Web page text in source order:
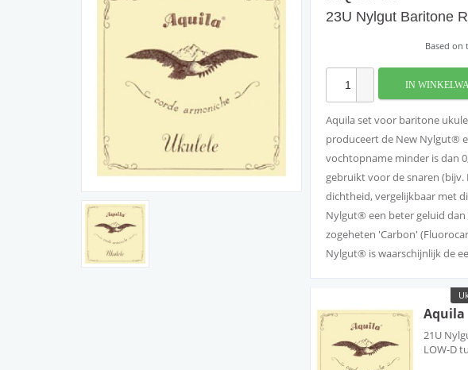
23U Nylgut Baritone
Based on
IN
Aquila set voor baritone
produceert de New Nylgut®
vochtopname minder is dan
gebruikt voor de snaren
dichtheid, vergelijkbaar met
Nylgut® een beter geluid
zogeheten 'Carbon'
Nylgut® is waarschijnlijk de
Aquila
21U
LOW-D